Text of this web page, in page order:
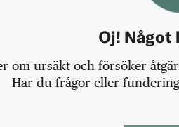
Oj! Något
om ursäkt och försöker
Har du frågor eller